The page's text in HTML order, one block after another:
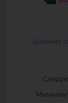
Добавьте